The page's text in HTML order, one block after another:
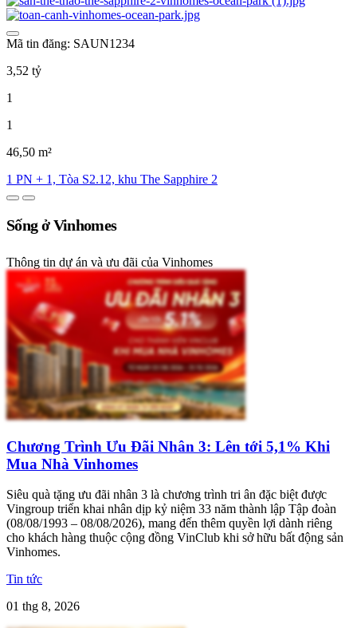
Mã tin đăng: SAUN1234
3,52 tỷ
1
1
46,50 m²
1 PN + 1, Tòa S2.12, khu The Sapphire 2
Sống ở Vinhomes
Thông tin dự án và ưu đãi của Vinhomes
Chương Trình Ưu Đãi Nhân 3: Lên tới 5,1% Khi
Mua Nhà Vinhomes
Siêu quà tặng ưu đãi nhân 3 là chương trình tri ân đặc biệt được
Vingroup triển khai nhân dịp kỷ niệm 33 năm thành lập Tập đoàn
(08/08/1993 – 08/08/2026), mang đến thêm quyền lợi dành riêng
cho khách hàng thuộc cộng đồng VinClub khi sở hữu bất động sản
Vinhomes.
Tin tức
01 thg 8, 2026